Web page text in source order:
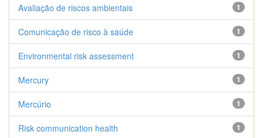
1
Avaliação de riscos ambientais
1
Comunicação de risco à saúde
1
Environmental risk assessment
1
Mercury
1
Mercúrio
1
Risk communication health